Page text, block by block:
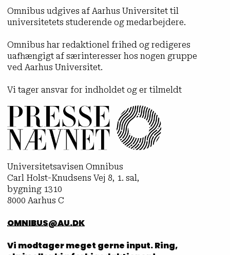
Omnibus udgives af Aarhus Universitet til
universitetets studerende og medarbejdere.
Omnibus har redaktionel frihed og redigeres
uafhængigt af særinteresser hos nogen gruppe
ved Aarhus Universitet.
Vi tager ansvar for indholdet og er tilmeldt
Universitetsavisen Omnibus
Carl Holst-Knudsens Vej 8, 1. sal,
bygning 1310
8000 Aarhus C
OMNIBUS@AU.DK
Vi modtager meget gerne input. Ring,